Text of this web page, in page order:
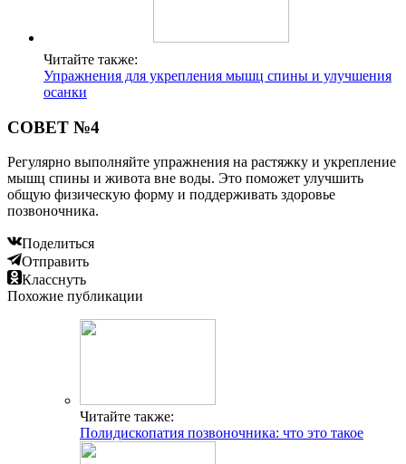
Читайте также:
Упражнения для укрепления мышц спины и улучшения
осанки
СОВЕТ №4
Регулярно выполняйте упражнения на растяжку и укрепление
мышц спины и живота вне воды. Это поможет улучшить
общую физическую форму и поддерживать здоровье
позвоночника.
Поделиться
Отправить
Класснуть
Похожие публикации
Читайте также:
Полидископатия позвоночника: что это такое